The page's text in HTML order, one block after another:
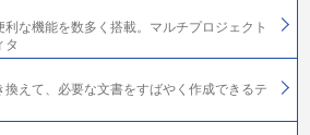
な機能を数多く搭載。マルチプロジェクト
タ
えて、必要な文書をすばやく作成できるテ